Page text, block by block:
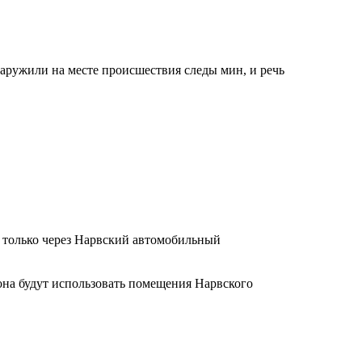
на месте происшествия следы мин, и речь
через Нарвский автомобильный
будут использовать помещения Нарвского